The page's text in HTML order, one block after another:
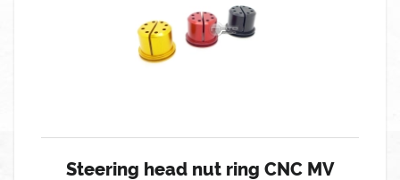
Steering head nut ring CNC MV